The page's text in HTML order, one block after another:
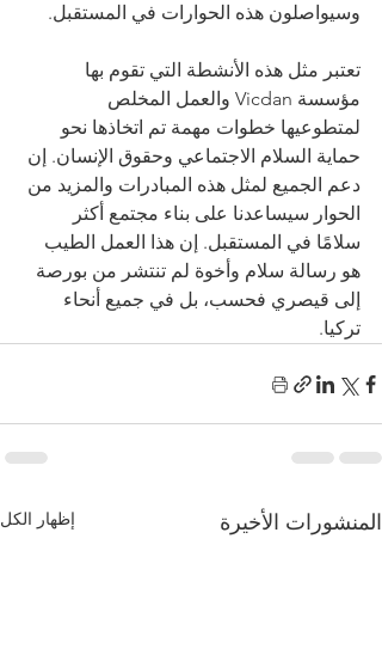
وسيواصلون هذه الحوارات في المستقبل.
تعتبر مثل هذه الأنشطة التي تقوم بها
مؤسسة Vicdan والعمل المخلص
لمتطوعيها خطوات مهمة تم اتخاذها نحو
حماية السلام الاجتماعي وحقوق الإنسان. إن
دعم الجميع لمثل هذه المبادرات والمزيد من
الحوار سيساعدنا على بناء مجتمع أكثر
سلامًا في المستقبل. إن هذا العمل الطيب
هو رسالة سلام وأخوة لم تنتشر من بورصة
إلى قيصري فحسب، بل في جميع أنحاء
تركيا.
المنشورات الأخيرة إظهار الكل